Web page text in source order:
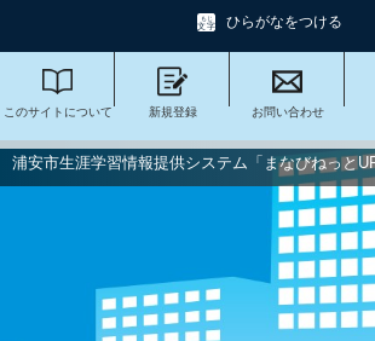
ひらがなをつける
このサイトについて 新規登録 お問い合わせ
浦安市生涯学習情報提供システム「まなびねっと